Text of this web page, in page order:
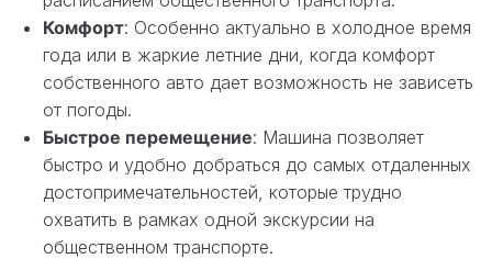
Комфорт: Особенно актуально в холодное время
года или в жаркие летние дни, когда комфорт
собственного авто дает возможность не зависеть
от погоды.
Быстрое перемещение: Машина позволяет
быстро и удобно добраться до самых отдаленных
достопримечательностей, которые трудно
охватить в рамках одной экскурсии на
общественном транспорте.